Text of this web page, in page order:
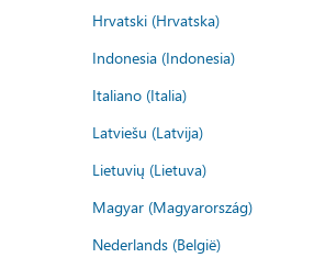
Hrvatski (Hrvatska)
Indonesia (Indonesia)
Italiano (Italia)
Latviešu (Latvija)
Lietuvių (Lietuva)
Magyar (Magyarország)
Nederlands (België)